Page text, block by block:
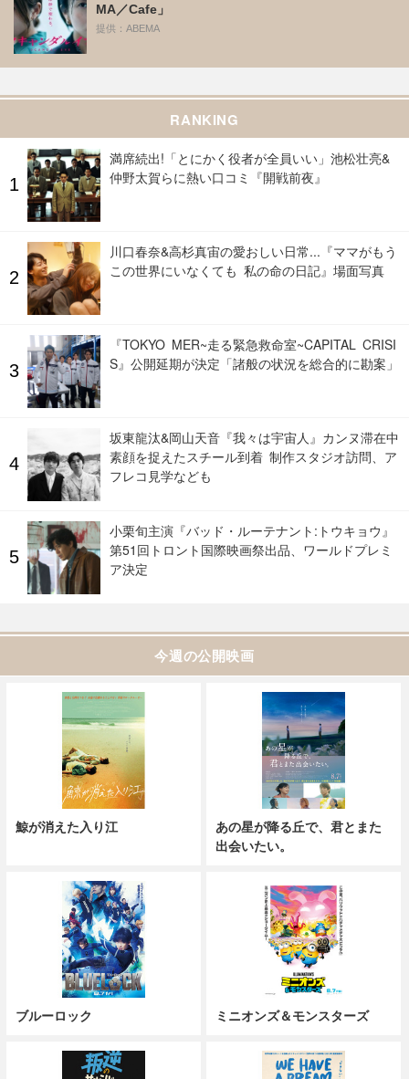
MA／Cafe」
提供：ABEMA
RANKING
満席続出!「とにかく役者が全員いい」池松壮亮&
仲野太賀らに熱い口コミ『開戦前夜』
川口春奈&高杉真宙の愛おしい日常...『ママがもう
この世界にいなくても 私の命の日記』場面写真
『TOKYO MER~走る緊急救命室~CAPITAL CRISI
S』公開延期が決定「諸般の状況を総合的に勘案」
坂東龍汰&岡山天音『我々は宇宙人』カンヌ滞在中
素顔を捉えたスチール到着 制作スタジオ訪問、ア
フレコ見学なども
小栗旬主演『バッド・ルーテナント:トウキョウ』
第51回トロント国際映画祭出品、ワールドプレミ
ア決定
今週の公開映画
鯨が消えた入り江
あの星が降る丘で、君とまた
出会いたい。
ブルーロック ミニオンズ＆モンスターズ